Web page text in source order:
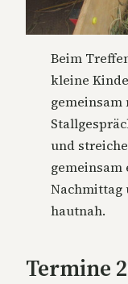
Beim
kleine
und
Nachmittag
hautnah.
Termine